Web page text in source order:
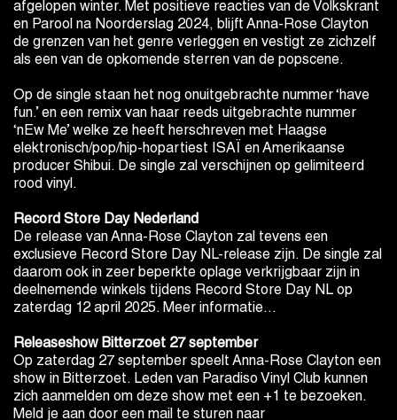
afgelopen winter. Met positieve reacties van de Volkskrant
en Parool na Noorderslag 2024, blijft Anna-Rose Clayton
de grenzen van het genre verleggen en vestigt ze zichzelf
als een van de opkomende sterren van de popscene.
Op de single staan het nog onuitgebrachte nummer ‘have
fun.’ en een remix van haar reeds uitgebrachte nummer
‘nEw Me’ welke ze heeft herschreven met Haagse
elektronisch/pop/hip-hopartiest ISAÏ en Amerikaanse
producer Shibui. De single zal verschijnen op gelimiteerd
rood vinyl.
Record Store Day Nederland
De release van Anna-Rose Clayton zal tevens een
exclusieve Record Store Day NL-release zijn. De single zal
daarom ook in zeer beperkte oplage verkrijgbaar zijn in
deelnemende winkels tijdens Record Store Day NL op
zaterdag 12 april 2025. Meer informatie…
Releaseshow Bitterzoet 27 september
Op zaterdag 27 september speelt Anna-Rose Clayton een
show in Bitterzoet. Leden van Paradiso Vinyl Club kunnen
zich aanmelden om deze show met een +1 te bezoeken.
Meld je aan door een mail te sturen naar